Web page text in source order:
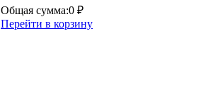
Общая сумма:0 ₽
Перейти в корзину